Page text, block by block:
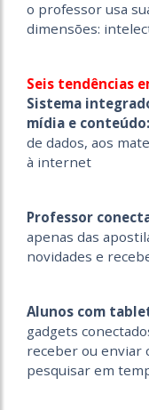
o professor usa
dimensões:
Seis tendências
Sistema
mídia e conteúdo:
de dados, aos
à internet
Professor
apenas das
novidades e
Alunos com
gadgets
receber ou enviar
pesquisar em